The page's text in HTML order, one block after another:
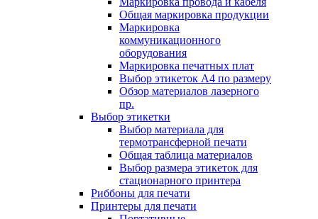
Общая маркировка продукции
Маркировка
коммуникационного
оборудования
Маркировка печатных плат
Выбор этикеток А4 по размеру
Обзор материалов лазерного
пр.
Выбор этикетки
Выбор материала для
термотрансферной печати
Общая таблица материалов
Выбор размера этикеток для
стационарного принтера
Риббоны для печати
Принтеры для печати